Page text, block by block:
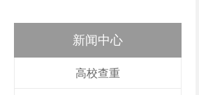
新闻中心
高校查重